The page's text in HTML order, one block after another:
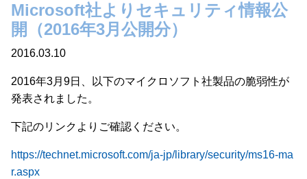
Microsoft社よりセキュリティ情報公
開（2016年3月公開分）
2016.03.10
2016年3月9日、以下のマイクロソフト社製品の脆弱性が
発表されました。
下記のリンクよりご確認ください。
https://technet.microsoft.com/ja-jp/library/security/ms16-ma
r.aspx